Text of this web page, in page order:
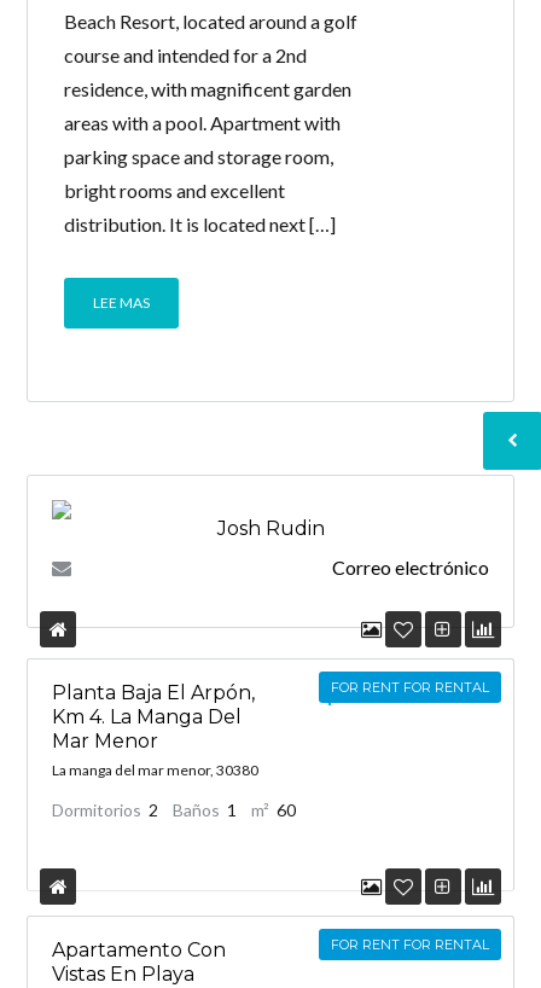
Beach Resort, located around a golf
course and intended for a 2nd
residence, with magnificent garden
areas with a pool. Apartment with
parking space and storage room,
bright rooms and excellent
distribution. It is located next […]
LEE MAS
Josh Rudin
Correo electrónico
FOR RENT FOR RENTAL
Planta Baja El Arpón,
Km 4. La Manga Del
Mar Menor
La manga del mar menor, 30380
precio a consultar
Dormitorios 2 Baños 1 m² 60
FOR RENT FOR RENTAL
Apartamento Con
Vistas En Playa